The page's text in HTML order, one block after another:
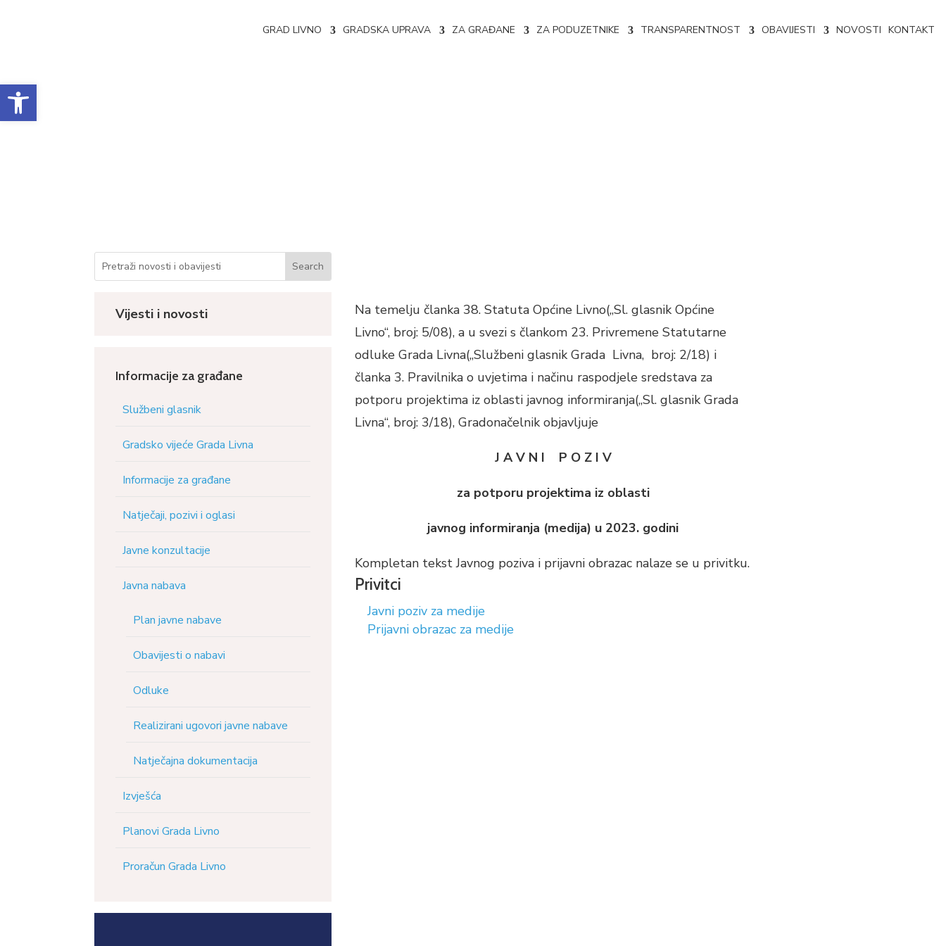
Open toolbar
GRAD LIVNO GRADSKA UPRAVA ZA GRAĐANE ZA PODUZETNIKE TRANSPARENTNOST OBAVIJESTI NOVOSTI KONTAKT
Vijesti i novosti
Informacije za građane
Službeni glasnik
Gradsko vijeće Grada Livna
Informacije za građane
Natječaji, pozivi i oglasi
Javne konzultacije
Javna nabava
Plan javne nabave
Obavijesti o nabavi
Odluke
Realizirani ugovori javne nabave
Natječajna dokumentacija
Izvješća
Planovi Grada Livno
Proračun Grada Livno
Na temelju članka 38. Statuta Općine Livno(„Sl. glasnik Općine
Livno“, broj: 5/08), a u svezi s člankom 23. Privremene Statutarne
odluke Grada Livna(„Službeni glasnik Grada Livna, broj: 2/18) i
članka 3. Pravilnika o uvjetima i načinu raspodjele sredstava za
potporu projektima iz oblasti javnog informiranja(„Sl. glasnik Grada
Livna“, broj: 3/18), Gradonačelnik objavljuje
J A V N I P O Z I V
za potporu projektima iz oblasti
javnog informiranja (medija) u 2023. godini
Kompletan tekst Javnog poziva i prijavni obrazac nalaze se u privitku.
Privitci
Javni poziv za medije
Prijavni obrazac za medije